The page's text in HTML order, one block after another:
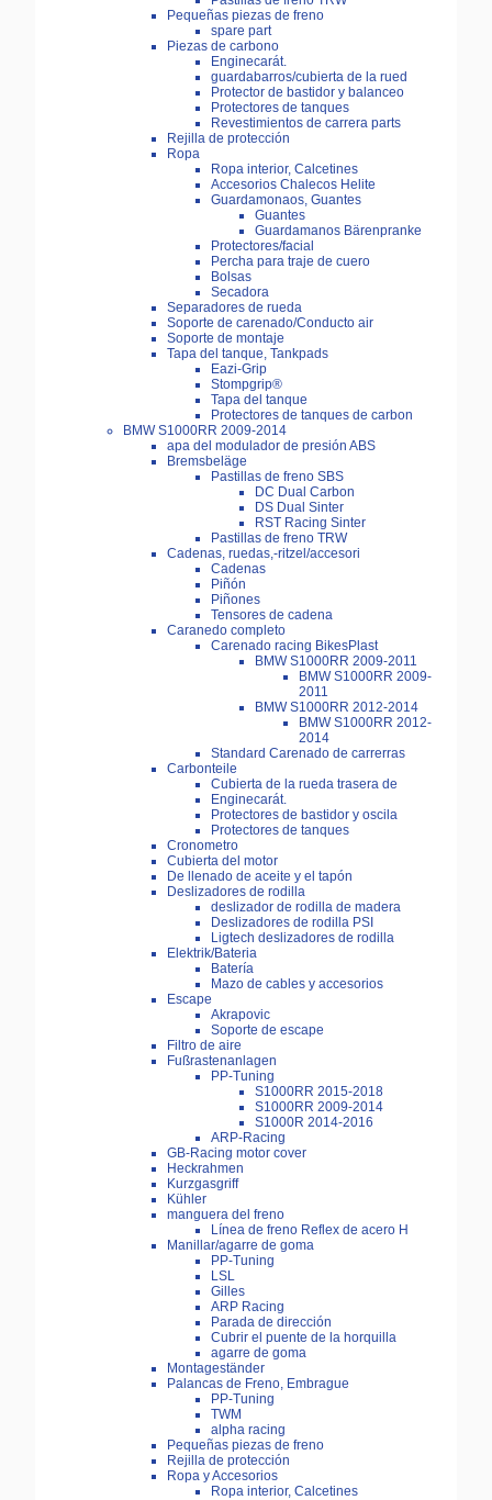
Pequeñas piezas de freno
spare part
Piezas de carbono
Enginecarát.
guardabarros/cubierta de la rued
Protector de bastidor y balanceo
Protectores de tanques
Revestimientos de carrera parts
Rejilla de protección
Ropa
Ropa interior, Calcetines
Accesorios Chalecos Helite
Guardamonaos, Guantes
Guantes
Guardamanos Bärenpranke
Protectores/facial
Percha para traje de cuero
Bolsas
Secadora
Separadores de rueda
Soporte de carenado/Conducto air
Soporte de montaje
Tapa del tanque, Tankpads
Eazi-Grip
Stompgrip®
Tapa del tanque
Protectores de tanques de carbon
BMW S1000RR 2009-2014
apa del modulador de presión ABS
Bremsbeläge
Pastillas de freno SBS
DC Dual Carbon
DS Dual Sinter
RST Racing Sinter
Pastillas de freno TRW
Cadenas, ruedas,-ritzel/accesori
Cadenas
Piñón
Piñones
Tensores de cadena
Caranedo completo
Carenado racing BikesPlast
BMW S1000RR 2009-2011
BMW S1000RR 2009-
2011
BMW S1000RR 2012-2014
BMW S1000RR 2012-
2014
Standard Carenado de carrerras
Carbonteile
Cubierta de la rueda trasera de
Enginecarát.
Protectores de bastidor y oscila
Protectores de tanques
Cronometro
Cubierta del motor
De llenado de aceite y el tapón
Deslizadores de rodilla
deslizador de rodilla de madera
Deslizadores de rodilla PSI
Ligtech deslizadores de rodilla
Elektrik/Bateria
Batería
Mazo de cables y accesorios
Escape
Akrapovic
Soporte de escape
Filtro de aire
Fußrastenanlagen
PP-Tuning
S1000RR 2015-2018
S1000RR 2009-2014
S1000R 2014-2016
ARP-Racing
GB-Racing motor cover
Heckrahmen
Kurzgasgriff
Kühler
manguera del freno
Línea de freno Reflex de acero H
Manillar/agarre de goma
PP-Tuning
LSL
Gilles
ARP Racing
Parada de dirección
Cubrir el puente de la horquilla
agarre de goma
Montageständer
Palancas de Freno, Embrague
PP-Tuning
TWM
alpha racing
Pequeñas piezas de freno
Rejilla de protección
Ropa y Accesorios
Ropa interior, Calcetines